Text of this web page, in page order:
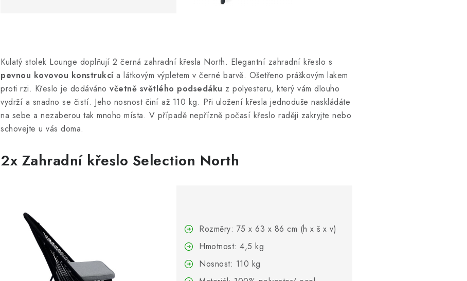
Kulatý stolek Lounge doplňují 2 černá zahradní křesla North. Elegantní zahradní křeslo s
pevnou kovovou konstrukcí a látkovým výpletem v černé barvě. Ošetřeno práškovým lakem
proti rzi. Křeslo je dodáváno včetně světlého podsedáku z polyesteru, který vám dlouho
vydrží a snadno se čistí. Jeho nosnost činí až 110 kg. Při uložení křesla jednoduše naskládáte
na sebe a nezaberou tak mnoho místa. V případě nepřízně počasí křeslo raději zakryjte nebo
schovejte u vás doma.
2x Zahradní křeslo Selection North
Rozměry: 75 x 63 x 86 cm (h x š x v)
Hmotnost: 4,5 kg
Nosnost: 110 kg